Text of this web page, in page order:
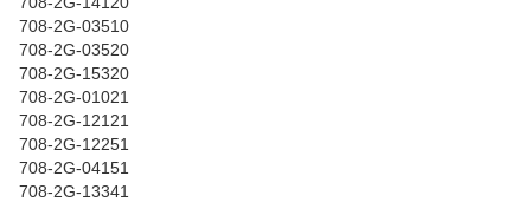
708-2G-03510
708-2G-03520
708-2G-15320
708-2G-01021
708-2G-12121
708-2G-12251
708-2G-04151
708-2G-13341